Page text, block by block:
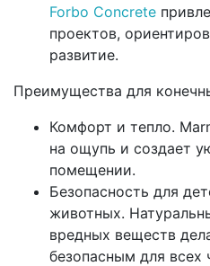
Forbo Concrete
проектов,
развитие.
Преимущества для
Комфорт и тепло.
на ощупь и создает
помещении.
Безопасность для
животных.
вредных веществ
безопасным для всех